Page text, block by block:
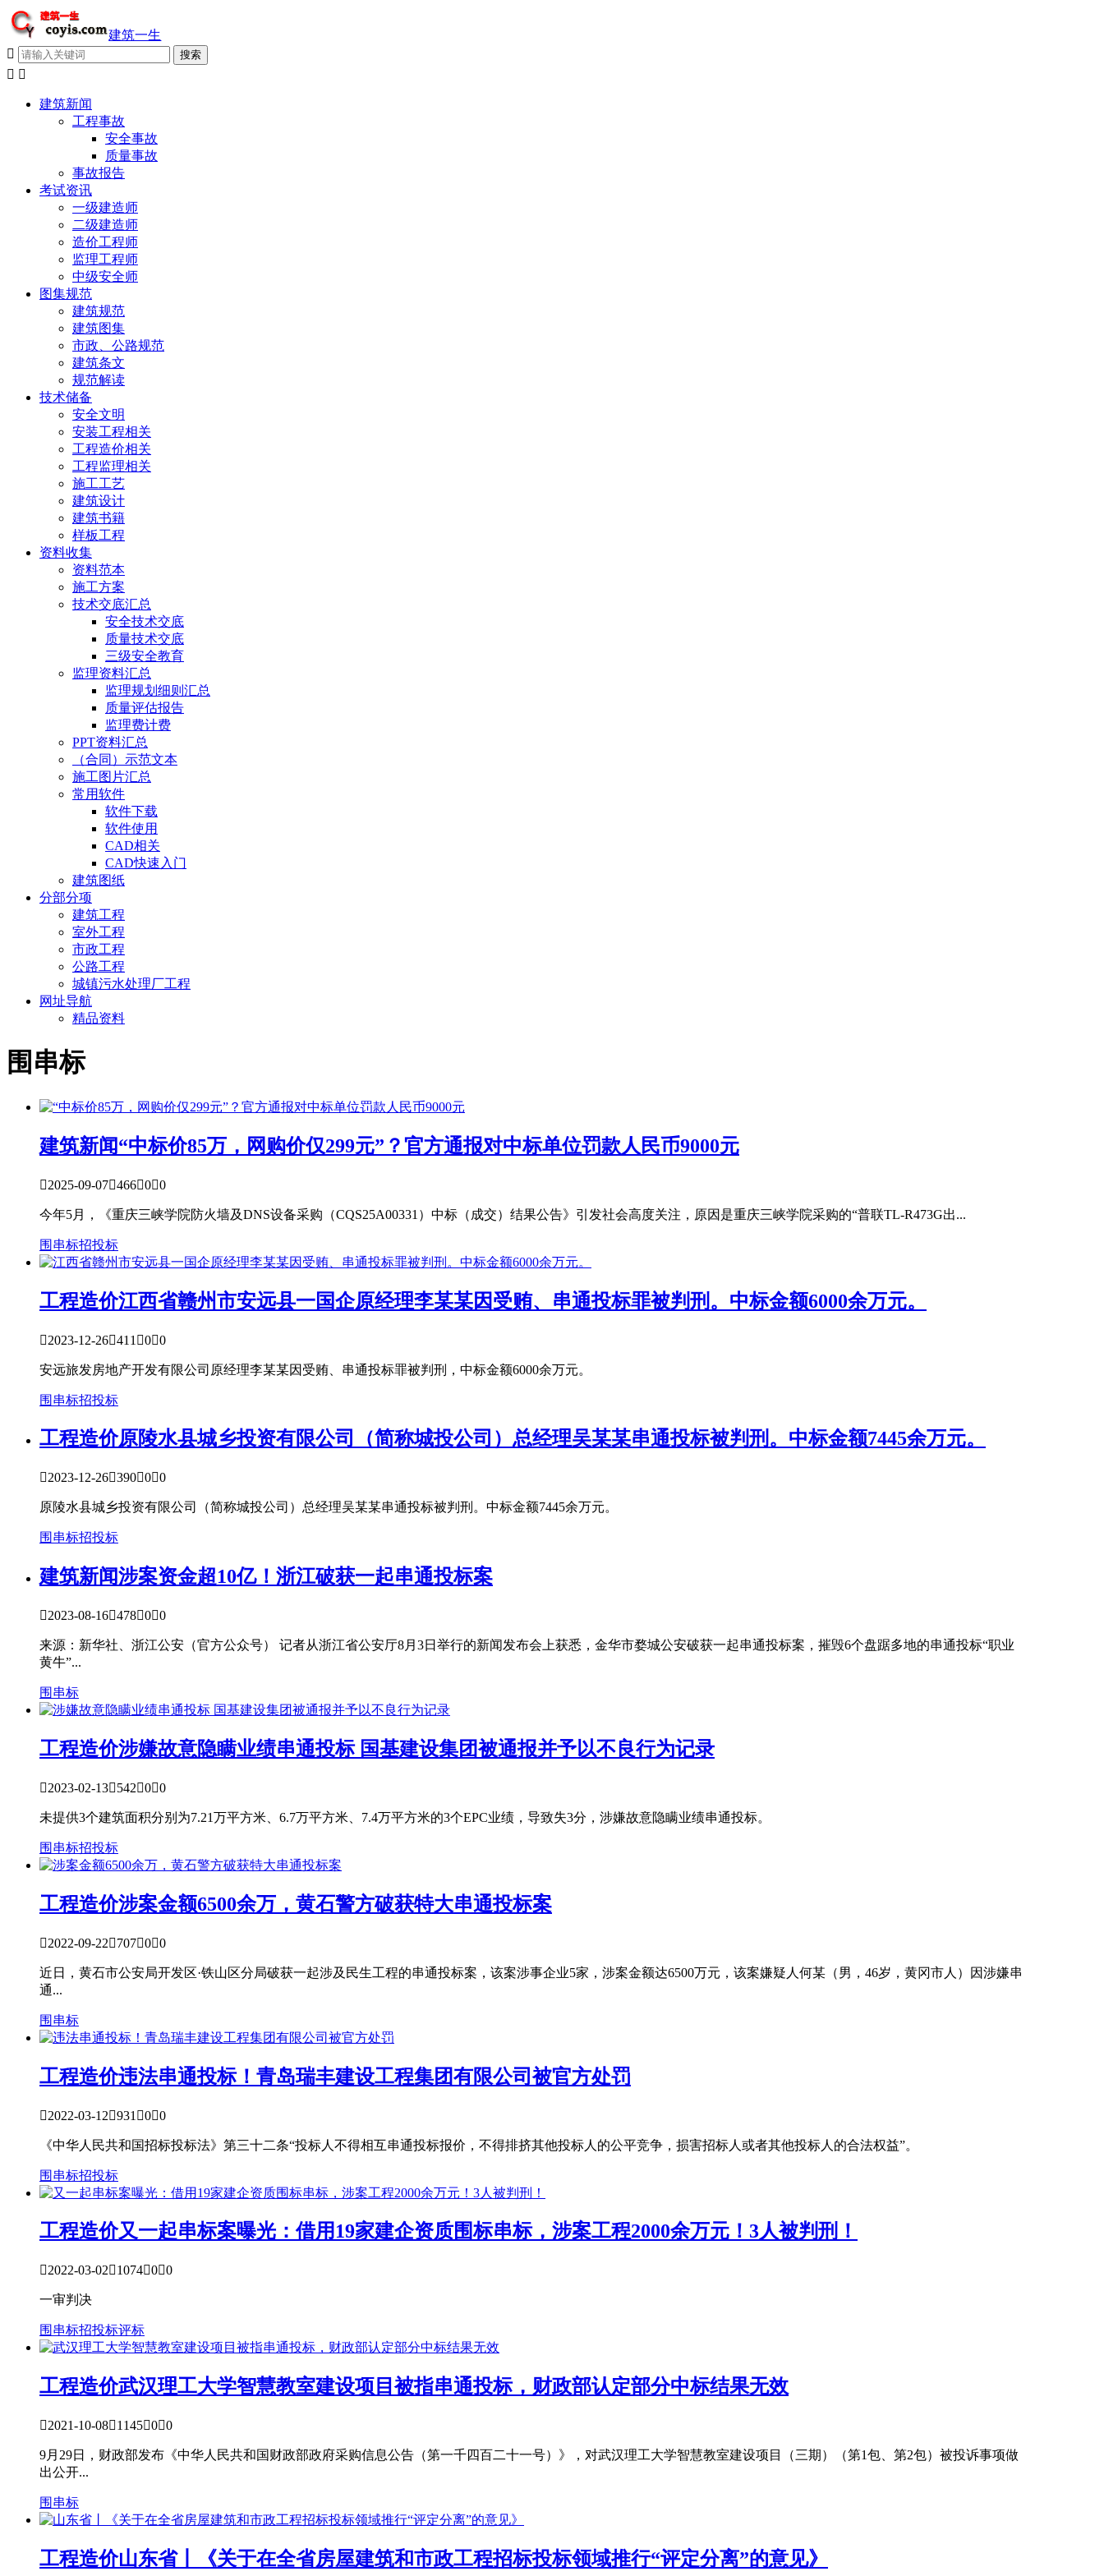
建筑一生

 
建筑新闻
工程事故
安全事故
质量事故
事故报告
考试资讯
一级建造师
二级建造师
造价工程师
监理工程师
中级安全师
图集规范
建筑规范
建筑图集
市政、公路规范
建筑条文
规范解读
技术储备
安全文明
安装工程相关
工程造价相关
工程监理相关
施工工艺
建筑设计
建筑书籍
样板工程
资料收集
资料范本
施工方案
技术交底汇总
安全技术交底
质量技术交底
三级安全教育
监理资料汇总
监理规划细则汇总
质量评估报告
监理费计费
PPT资料汇总
（合同）示范文本
施工图片汇总
常用软件
软件下载
软件使用
CAD相关
CAD快速入门
建筑图纸
分部分项
建筑工程
室外工程
市政工程
公路工程
城镇污水处理厂工程
网址导航
精品资料
围串标
建筑新闻“中标价85万，网购价仅299元”？官方通报对中标单位罚款人民币9000元
2025-09-0746600
今年5月，《重庆三峡学院防火墙及DNS设备采购（CQS25A00331）中标（成交）结果公告》引发社会高度关注，原因是重庆三峡学院采购的“普联TL-R473G出...
围串标招投标
工程造价江西省赣州市安远县一国企原经理李某某因受贿、串通投标罪被判刑。中标金额6000余万元。
2023-12-26411 00
安远旅发房地产开发有限公司原经理李某某因受贿、串通投标罪被判刑，中标金额6000余万元。
围串标招投标
工程造价原陵水县城乡投资有限公司（简称城投公司）总经理吴某某串通投标被判刑。中标金额7445余万元。
2023-12-2639000
原陵水县城乡投资有限公司（简称城投公司）总经理吴某某串通投标被判刑。中标金额7445余万元。
围串标招投标
建筑新闻涉案资金超10亿！浙江破获一起串通投标案
2023-08-1647800
来源：新华社、浙江公安（官方公众号） 记者从浙江省公安厅8月3日举行的新闻发布会上获悉，金华市婺城公安破获一起串通投标案，摧毁6个盘踞多地的串通投标“职业
黄牛”...
围串标
工程造价涉嫌故意隐瞒业绩串通投标 国基建设集团被通报并予以不良行为记录
2023-02-1354200
未提供3个建筑面积分别为7.21万平方米、6.7万平方米、7.4万平方米的3个EPC业绩，导致失3分，涉嫌故意隐瞒业绩串通投标。
围串标招投标
工程造价涉案金额6500余万，黄石警方破获特大串通投标案
2022-09-2270700
近日，黄石市公安局开发区·铁山区分局破获一起涉及民生工程的串通投标案，该案涉事企业5家，涉案金额达6500万元，该案嫌疑人何某（男，46岁，黄冈市人）因涉嫌串
通...
围串标
工程造价违法串通投标！青岛瑞丰建设工程集团有限公司被官方处罚
2022-03-12931 00
《中华人民共和国招标投标法》第三十二条“投标人不得相互串通投标报价，不得排挤其他投标人的公平竞争，损害招标人或者其他投标人的合法权益”。
围串标招投标
工程造价又一起串标案曝光：借用19家建企资质围标串标，涉案工程2000余万元！3人被判刑！
2022-03-02107400
一审判决
围串标招投标评标
工程造价武汉理工大学智慧教室建设项目被指串通投标，财政部认定部分中标结果无效
2021-10-08114500
9月29日，财政部发布《中华人民共和国财政部政府采购信息公告（第一千四百二十一号）》，对武汉理工大学智慧教室建设项目（三期）（第1包、第2包）被投诉事项做
出公开...
围串标
工程造价山东省丨《关于在全省房屋建筑和市政工程招标投标领域推行“评定分离”的意见》